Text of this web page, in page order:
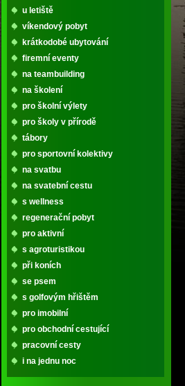
u letiště
víkendový pobyt
krátkodobé ubytování
firemní eventy
na teambuilding
na školení
pro školní výlety
pro školy v přírodě
tábory
pro sportovní kolektivy
na svatbu
na svatební cestu
s wellness
regenerační pobyt
pro aktivní
s agroturistikou
při koních
se psem
s golfovým hřištěm
pro imobilní
pro obchodní cestující
pracovní cesty
i na jednu noc